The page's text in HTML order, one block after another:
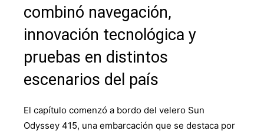
combinó navegación,
innovación tecnológica y
pruebas en distintos
escenarios del país
El capítulo comenzó a bordo del velero Sun
Odyssey 415, una embarcación que se destaca por